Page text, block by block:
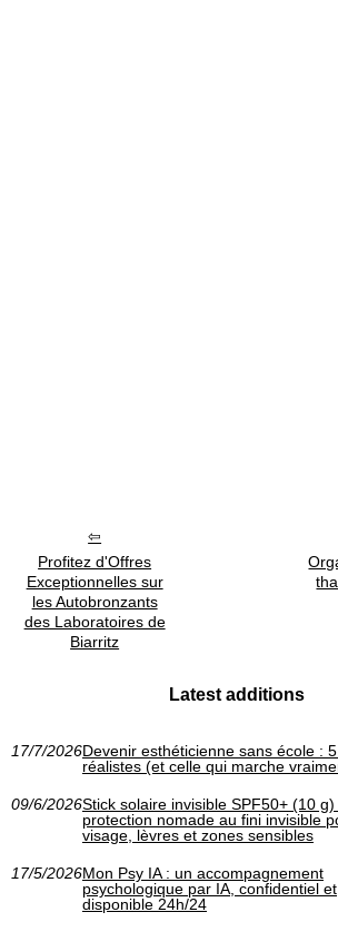
Profitez d'Offres
Exceptionnelles sur
les Autobronzants
des Laboratoires de
Biarritz
Latest additions
17/7/2026Devenir esthéticienne sans école :
réalistes (et celle qui marche
09/6/2026Stick solaire invisible SPF50+ (10 g)
protection nomade au fini invisible
visage, lèvres et zones sensibles
17/5/2026Mon Psy IA : un accompagnement
psychologique par IA, confidentiel et
disponible 24h/24